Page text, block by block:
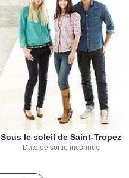
Sous le soleil de Saint-Tropez
Date de sortie inconnue